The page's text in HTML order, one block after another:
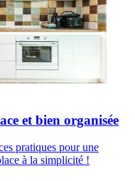
et bien organisée
pratiques pour une
à la simplicité !